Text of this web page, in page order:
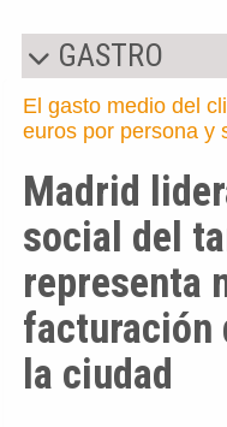
GASTRO
El gasto medio del
euros por persona y
Madrid
social del
representa
facturación
la ciudad